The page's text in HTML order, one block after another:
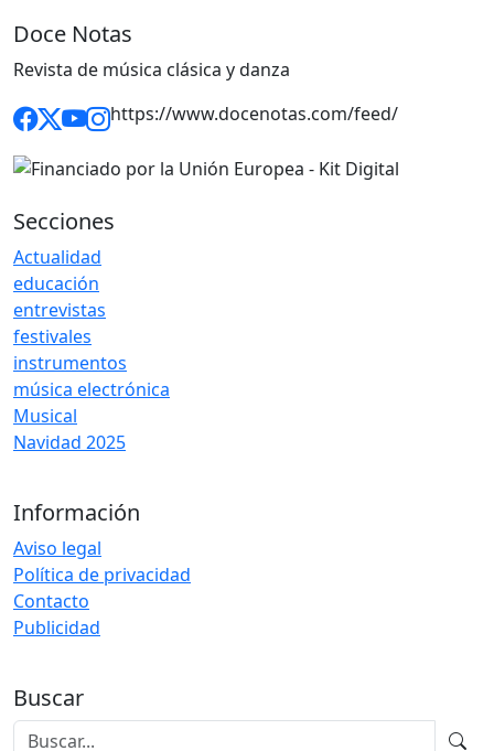
Doce Notas
Revista de música clásica y danza
https://www.docenotas.com/feed/
Secciones
Actualidad
educación
entrevistas
festivales
instrumentos
música electrónica
Musical
Navidad 2025
Información
Aviso legal
Política de privacidad
Contacto
Publicidad
Buscar